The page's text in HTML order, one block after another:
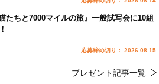
たちと7000マイルの旅』一般試写会に10組
応募締め切り： 2026.08.15
プレゼント記事一覧